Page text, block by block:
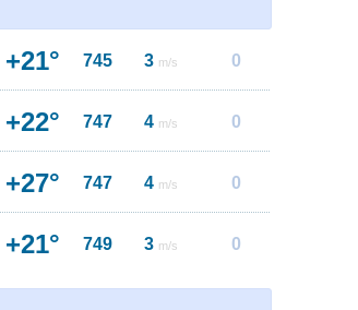
+21° 745 3 m/s 0
+22° 747 4 m/s 0
+27° 747 4 m/s 0
+21° 749 3 m/s 0